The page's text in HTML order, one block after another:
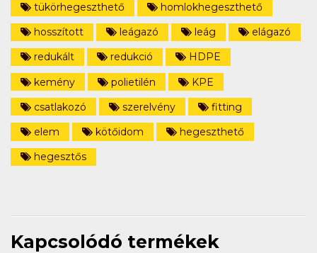
tükörhegeszthető
homlokhegeszthető
hosszított
leágazó leág
elágazó
redukált
redukció
HDPE
kemény
polietilén
KPE
csatlakozó
szerelvény
fitting
elem
kötőidom
hegeszthető
hegesztős
Kapcsolódó termékek